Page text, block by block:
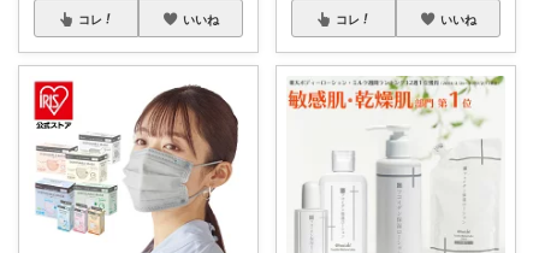
コレ いいね コレ いいね